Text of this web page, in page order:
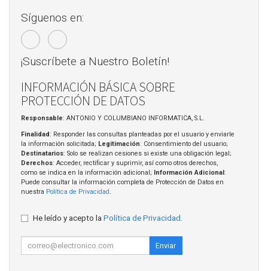
Síguenos en:
¡Suscríbete a Nuestro Boletín!
INFORMACIÓN BÁSICA SOBRE
PROTECCIÓN DE DATOS
Responsable: ANTONIO Y COLUMBIANO INFORMATICA, S.L.
Finalidad: Responder las consultas planteadas por el usuario y enviarle
la información solicitada; Legitimación: Consentimiento del usuario;
Destinatarios: Solo se realizan cesiones si existe una obligación legal;
Derechos: Acceder, rectificar y suprimir, así como otros derechos,
como se indica en la información adicional; Información Adicional:
Puede consultar la información completa de Protección de Datos en
nuestra Política de Privacidad.
He leído y acepto la Política de Privacidad
Enviar